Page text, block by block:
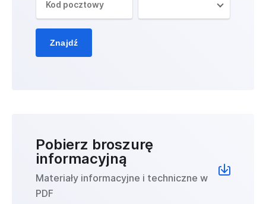
Znajdź
Pobierz broszurę
informacyjną
Materiały informacyjne i techniczne w
PDF